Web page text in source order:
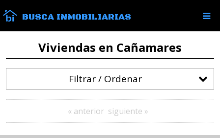
BUSCA INMOBILIARIAS
Viviendas en Cañamares
Filtrar / Ordenar
« anterior siguiente »